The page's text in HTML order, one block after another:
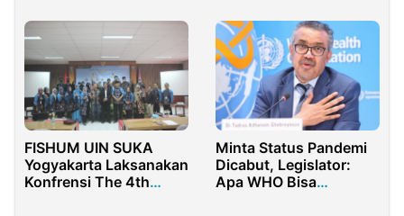
FISHUM UIN SUKA
Yogyakarta Laksanakan
Konfrensi The 4th
Minta Status Pandemi
Dicabut, Legislator:
Apa WHO Bisa